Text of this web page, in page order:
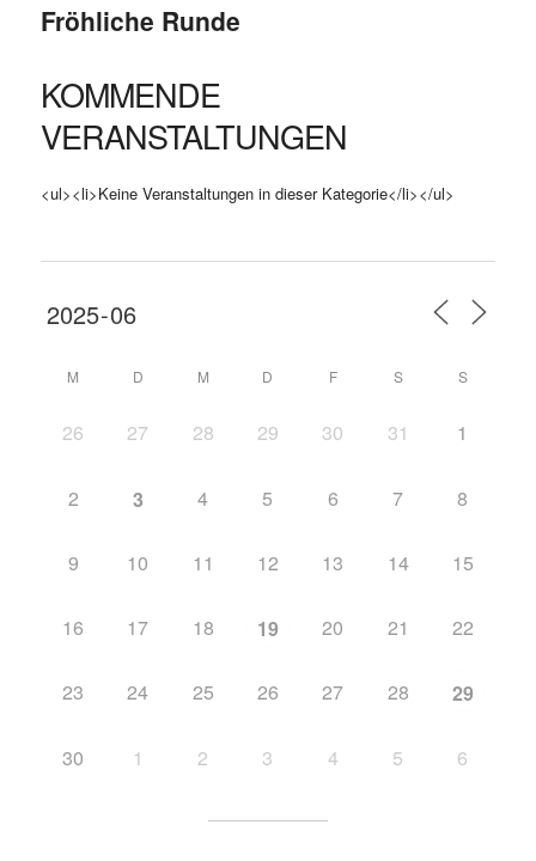
Fröhliche Runde
KOMMENDE
VERANSTALTUNGEN
<ul><li>Keine Veranstaltungen in dieser Kategorie</li></ul>
M D M D F S S
26 27 28 29 30 31 1
2 3 4 5 6 7 8
9 10 11 12 13 14 15
16 17 18 19 20 21 22
23 24 25 26 27 28 29
30 1 2 3 4 5 6